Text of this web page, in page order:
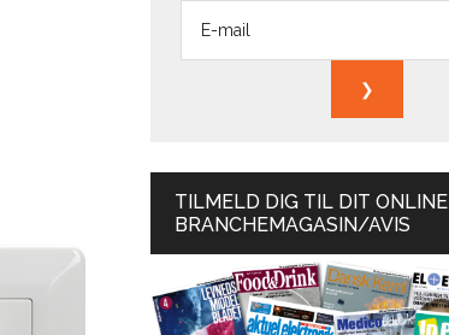
TILMELD DIG TIL DIT ONLINE
BRANCHEMAGASIN/AVIS